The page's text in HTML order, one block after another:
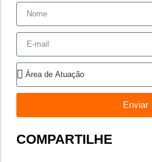
Enviar
COMPARTILHE